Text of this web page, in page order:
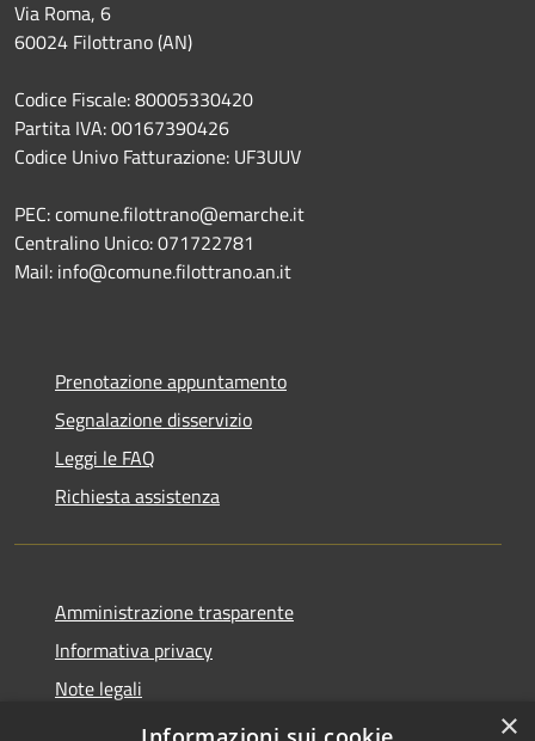
Via Roma, 6
60024 Filottrano (AN)
Codice Fiscale: 80005330420
Partita IVA: 00167390426
Codice Univo Fatturazione: UF3UUV
PEC: comune.filottrano@emarche.it
Centralino Unico: 071722781
Mail: info@comune.filottrano.an.it
Prenotazione appuntamento
Segnalazione disservizio
Leggi le FAQ
Richiesta assistenza
Amministrazione trasparente
Informativa privacy
Note legali
Dichiarazione di accessibilità
×